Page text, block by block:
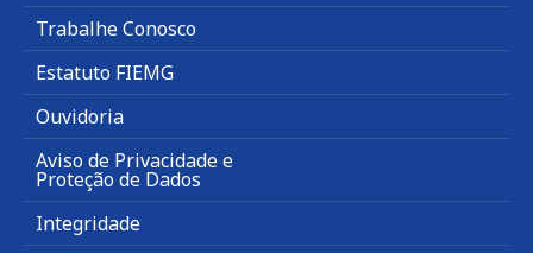
Trabalhe Conosco
Estatuto FIEMG
Ouvidoria
Aviso de Privacidade e
Proteção de Dados
Integridade